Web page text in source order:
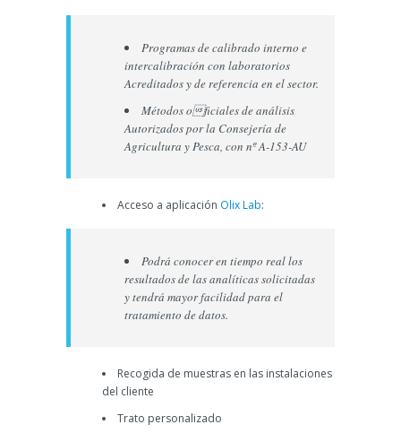
Programas de calibrado interno e
intercalibración con laboratorios
Acreditados y de referencia en el sector.
Métodos oficiales de análisis
Autorizados por la Consejería de
Agricultura y Pesca, con nº A-153-AU
Acceso a aplicación Olix Lab:
Podrá conocer en tiempo real los
resultados de las analíticas solicitadas
y tendrá mayor facilidad para el
tratamiento de datos.
Recogida de muestras en las instalaciones
del cliente
Trato personalizado